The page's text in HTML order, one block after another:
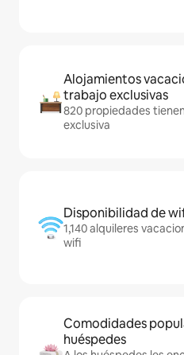
Alojamientos
trabajo exclusivas
820 propiedades
exclusiva
Disponibilidad de
1,140 alquileres
wifi
Comodidades
huéspedes